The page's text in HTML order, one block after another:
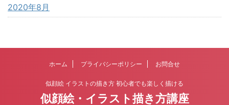
2020年8月
ホーム プライバシーポリシー お問合せ
似顔絵 イラストの描き方 初心者でも楽しく描ける
似顔絵・イラスト描き方講座